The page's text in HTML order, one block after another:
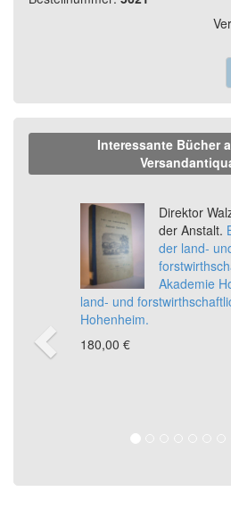
Interessante Bücher
Direktor
der Anstalt.
der land-
Akademie
land- und
Hohenheim.
180,00 €
Previous